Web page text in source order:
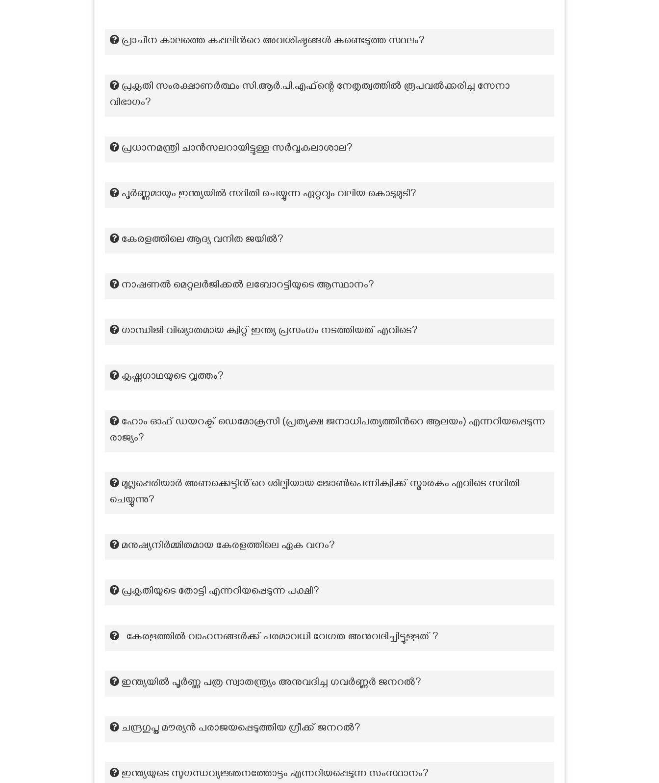
പ്രാചീന കാലത്തെ കപ്പലിന്‍റെ അവശിഷ്ടങ്ങൾ കണ്ടെടുത്ത സ്ഥലം?
പ്രകൃതി സംരക്ഷാണർത്ഥം സി.ആർ.പി.എഫ്ന്റെ നേതൃത്വത്തിൽ രൂപവൽക്കരിച്ച സേനാ
വിഭാഗം?
പ്രധാനമന്ത്രി ചാൻസലറായിട്ടുള്ള സർവ്വകലാശാല?
പൂർണ്ണമായും ഇന്ത്യയിൽ സ്ഥിതി ചെയ്യുന്ന ഏറ്റവും വലിയ കൊടുമുടി?
കേരളത്തിലെ ആദ്യ വനിത ജയില്‍?
നാഷണൽ മെറ്റലർജിക്കൽ ലബോറട്ടിയുടെ ആസ്ഥാനം?
ഗാന്ധിജി വിഖ്യാതമായ ക്വിറ്റ് ഇന്ത്യ പ്രസംഗം നടത്തിയത് എവിടെ?
കൃഷ്ണഗാഥയുടെ വൃത്തം?
ഹോം ഓഫ് ഡയറക്ട് ഡെമോക്രസി (പ്രത്യക്ഷ ജനാധിപത്യത്തിൻറെ ആലയം) എന്നറിയപ്പെടുന്ന
രാജ്യം?
മുല്ലപ്പെരിയാർ അണക്കെട്ടിൻ്റെ ശില്പിയായ ജോൺപെന്നിക്വിക്ക് സ്മാരകം എവിടെ സ്ഥിതി
ചെയ്യുന്നു?
മനുഷ്യനിർമ്മിതമായ കേരളത്തിലെ ഏക വനം?
പ്രകൃതിയുടെ തോട്ടി എന്നറിയപ്പെടുന്ന പക്ഷി?
കേരളത്തിൽ വാഹനങ്ങൾക്ക് പരമാവധി വേഗത അനുവദിച്ചിട്ടുള്ളത് ?
ഇന്ത്യയിൽ പൂർണ്ണ പത്ര സ്വാതന്ത്ര്യം അനുവദിച്ച ഗവർണ്ണർ ജനറൽ?
ചന്ദ്രഗുപ്ത മൗര്യൻ പരാജയപ്പെടുത്തിയ ഗ്രീക്ക് ജനറൽ?
ഇന്ത്യയുടെ സുഗന്ധവ്യജ്ഞനത്തോട്ടം എന്നറിയപ്പെടുന്ന സംസ്ഥാനം?